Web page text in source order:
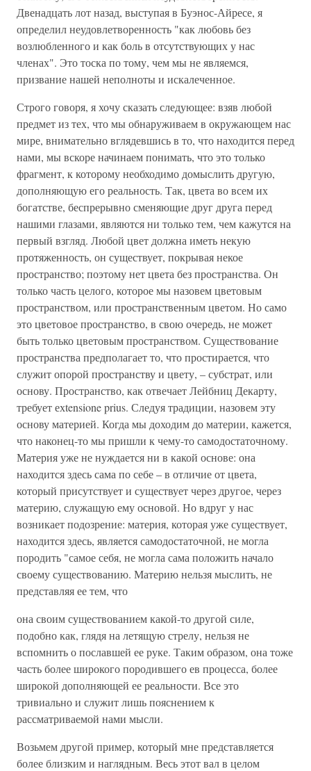
Двенадцать лот назад, выступая в Буэнос-Айресе, я
определил неудовлетворенность "как любовь без
возлюбленного и как боль в отсутствующих у нас
членах". Это тоска по тому, чем мы не являемся,
призвание нашей неполноты и искалеченное.
Строго говоря, я хочу сказать следующее: взяв любой
предмет из тех, что мы обнаруживаем в окружающем нас
мире, внимательно вглядевшись в то, что находится перед
нами, мы вскоре начинаем понимать, что это только
фрагмент, к которому необходимо домыслить другую,
дополняющую его реальность. Так, цвета во всем их
богатстве, беспрерывно сменяющие друг друга перед
нашими глазами, являются ни только тем, чем кажутся на
первый взгляд. Любой цвет должна иметь некую
протяженность, он существует, покрывая некое
пространство; поэтому нет цвета без пространства. Он
только часть целого, которое мы назовем цветовым
пространством, или пространственным цветом. Но само
это цветовое пространство, в свою очередь, не может
быть только цветовым пространством. Существование
пространства предполагает то, что простирается, что
служит опорой пространству и цвету, – субстрат, или
основу. Пространство, как отвечает Лейбниц Декарту,
требует ехtensione prius. Следуя традиции, назовем эту
основу материей. Когда мы доходим до материи, кажется,
что наконец-то мы пришли к чему-то самодостаточному.
Материя уже не нуждается ни в какой основе: она
находится здесь сама по себе – в отличие от цвета,
который присутствует и существует через другое, через
материю, служащую ему основой. Но вдруг у нас
возникает подозрение: материя, которая уже существует,
находится здесь, является самодостаточной, не могла
породить "самое себя, не могла сама положить начало
своему существованию. Материю нельзя мыслить, не
представляя ее тем, что
она своим существованием какой-то другой силе,
подобно как, глядя на летящую стрелу, нельзя не
вспомнить о пославшей ее руке. Таким образом, она тоже
часть более широкого породившего ев процесса, более
широкой дополняющей ее реальности. Все это
тривиально и служит лишь пояснением к
рассматриваемой нами мысли.
Возьмем другой пример, который мне представляется
более близким и наглядным. Весь этот вал в целом